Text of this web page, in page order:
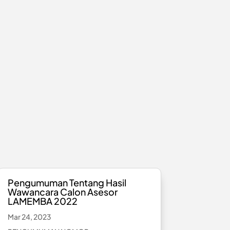
Pengumuman Tentang Hasil
Wawancara Calon Asesor
LAMEMBA 2022
Mar 24, 2023